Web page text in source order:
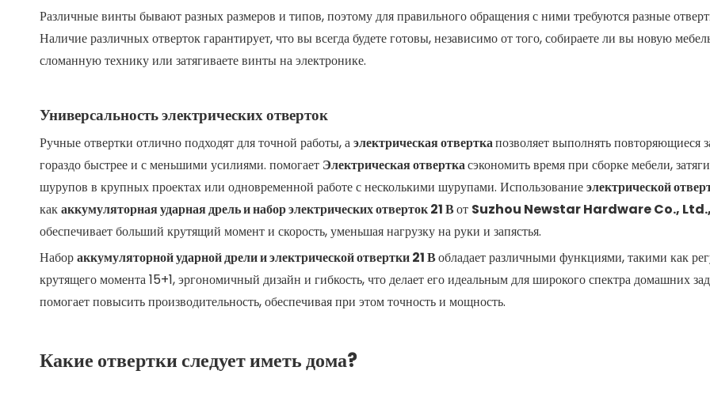
Различные винты бывают разных размеров и типов, поэтому для правильного обращения с ними требуются разные
Наличие различных отверток гарантирует, что вы всегда будете готовы, независимо от того, собираете ли вы новую
сломанную технику или затягиваете винты на электронике.
Универсальность электрических отверток
Ручные отвертки отлично подходят для точной работы, аэлектрическая отверткапозволяет выполнять повторяющиеся
гораздо быстрее и с меньшими усилиями. помогает Электрическая отверткасэкономить время при сборке мебели,
шурупов в крупных проектах или одновременной работе с несколькими шурупами. Использованиеэлектрической
какаккумуляторная ударная дрель и набор электрических отверток 21 Вот Suzhou Newstar Hardware Co., Ltd.,
обеспечивает больший крутящий момент и скорость, уменьшая нагрузку на руки и запястья.
Набораккумуляторной ударной дрели и электрической отвертки 21 Вобладает различными функциями, такими как
крутящего момента 15+1, эргономичный дизайн и гибкость, что делает его идеальным для широкого спектра домашних
помогает повысить производительность, обеспечивая при этом точность и мощность.
Какие отвертки следует иметь дома?